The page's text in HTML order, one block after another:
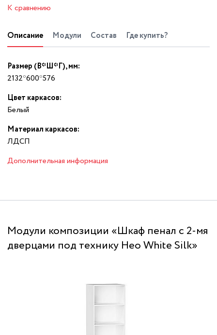
К сравнению
Описание Модули Состав Где купить?
Размер (В*Ш*Г), мм:
2132*600*576
Цвет каркасов:
Белый
Материал каркасов:
ЛДСП
Дополнительная информация
Модули композиции «Шкаф пенал с 2-мя
дверцами под технику Нео White Silk»